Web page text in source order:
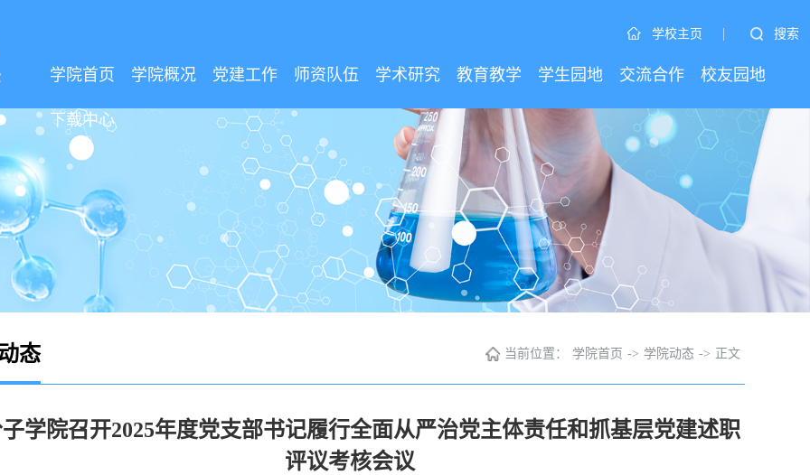
学校主页 | 搜索
学院首页 学院概况 党建工作 师资队伍 学术研究 教育教学 学生园地 交流合作 校友园地
下载中心
态 当前位置： 学院首页 -> 学院动态 -> 正文
学院召开2025年度党支部书记履行全面从严治党主体责任和抓基层党建述职
评议考核会议